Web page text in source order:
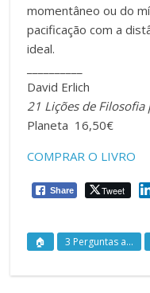
momentâneo ou do
pacificação com a
ideal.
David Erlich
21 Lições de Filosofia
Planeta 16,50€
COMPRAR O LIVRO
Share Tweet
🏠 3 Perguntas a...